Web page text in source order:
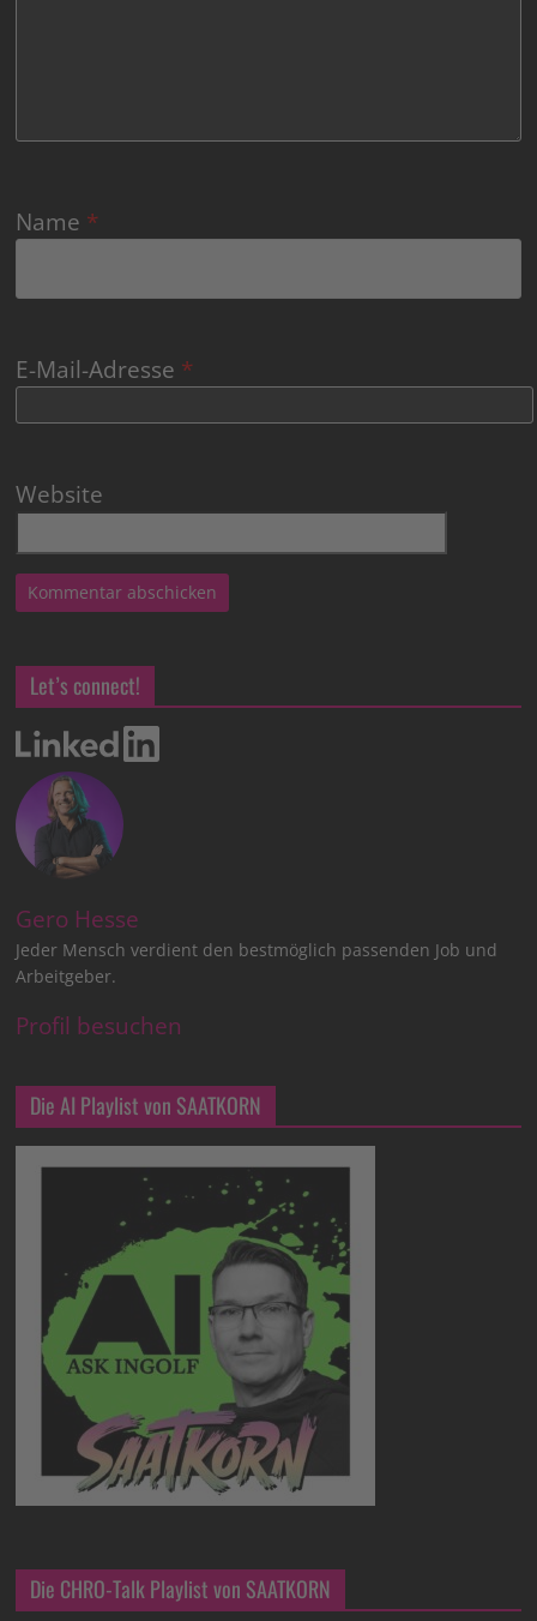
Name *
E-Mail-Adresse *
Website
Let’s connect!
Gero Hesse
Jeder Mensch verdient den bestmöglich passenden Job und
Arbeitgeber.
Profil besuchen
Die AI Playlist von SAATKORN
Die CHRO-Talk Playlist von SAATKORN